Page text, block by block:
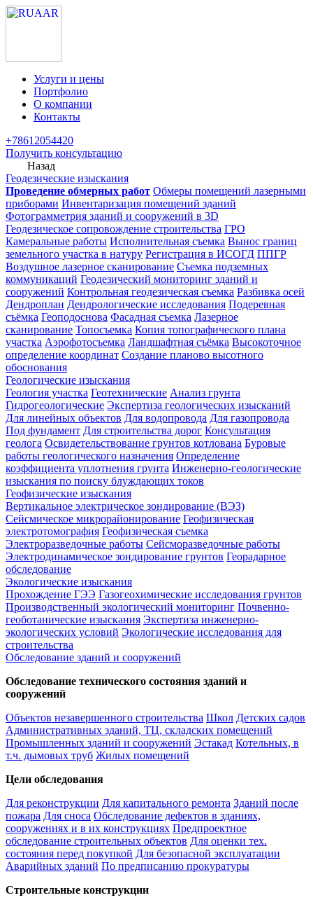
Услуги и цены
Портфолио
О компании
Контакты
+78612054420
Получить консультацию
Назад
Геодезические изыскания
Проведение обмерных работ Обмеры помещений лазерными
приборами Инвентаризация помещений зданий
Фотограмметрия зданий и сооружений в 3D
Геодезическое сопровождение строительства ГРО
Камеральные работы Исполнительная съемка Вынос границ
земельного участка в натуру Регистрация в ИСОГД ППГР
Воздушное лазерное сканирование Съемка подземных
коммуникаций Геодезический мониторинг зданий и
сооружений Контрольная геодезическая съемка Разбивка осей
Дендроплан Дендрологические исследования Подеревная
съёмка Геоподоснова Фасадная съемка Лазерное
сканирование Топосъемка Копия топографического плана
участка Аэрофотосъемка Ландшафтная съёмка Высокоточное
определение координат Создание планово высотного
обоснования
Геологические изыскания
Геология участка Геотехнические Анализ грунта
Гидрогеологические Экспертиза геологических изысканий
Для линейных объектов Для водопровода Для газопровода
Под фундамент Для строительства дорог Консультация
геолога Освидетельствование грунтов котлована Буровые
работы геологического назначения Определение
коэффициента уплотнения грунта Инженерно-геологические
изыскания по поиску блуждающих токов
Геофизические изыскания
Вертикальное электрическое зондирование (ВЭЗ)
Сейсмическое микрорайонирование Геофизическая
электротомография Геофизическая съемка
Электроразведочные работы Сейсморазведочные работы
Электродинамическое зондирование грунтов Георадарное
обследование
Экологические изыскания
Прохождение ГЭЭ Газогеохимические исследования грунтов
Производственный экологический мониторинг Почвенно-
геоботанические изыскания Экспертиза инженерно-
экологических условий Экологические исследования для
строительства
Обследование зданий и сооружений
Обследование технического состояния зданий и
сооружений
Объектов незавершенного строительства Школ Детских садов
Административных зданий, ТЦ, складских помещений
Промышленных зданий и сооружений Эстакад Котельных, в
т.ч. дымовых труб Жилых помещений
Цели обследования
Для реконструкции Для капитального ремонта Зданий после
пожара Для сноса Обследование дефектов в зданиях,
сооружениях и в их конструкциях Предпроектное
обследование строительных объектов Для оценки тех.
состояния перед покупкой Для безопасной эксплуатации
Аварийных зданий По предписанию прокуратуры
Строительные конструкции